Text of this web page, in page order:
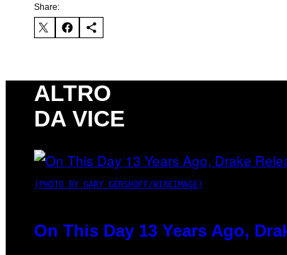
Share:
ALTRO
DA VICE
(PHOTO BY GARY GERSHOFF/WIREIMAGE)
On This Day 13 Years Ago,